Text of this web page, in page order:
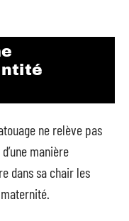
ne relève pas
manière
dans sa chair les